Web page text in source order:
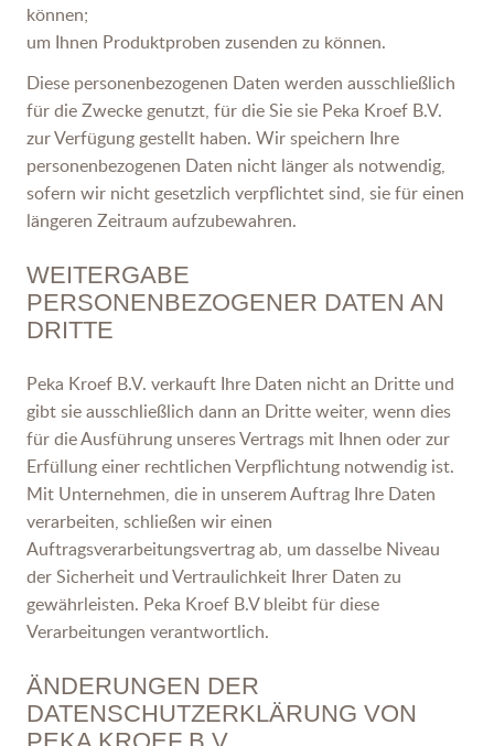
können;
um Ihnen Produktproben zusenden zu können.
Diese personenbezogenen Daten werden ausschließlich
für die Zwecke genutzt, für die Sie sie Peka Kroef B.V.
zur Verfügung gestellt haben. Wir speichern Ihre
personenbezogenen Daten nicht länger als notwendig,
sofern wir nicht gesetzlich verpflichtet sind, sie für einen
längeren Zeitraum aufzubewahren.
WEITERGABE
PERSONENBEZOGENER DATEN AN
DRITTE
Peka Kroef B.V. verkauft Ihre Daten nicht an Dritte und
gibt sie ausschließlich dann an Dritte weiter, wenn dies
für die Ausführung unseres Vertrags mit Ihnen oder zur
Erfüllung einer rechtlichen Verpflichtung notwendig ist.
Mit Unternehmen, die in unserem Auftrag Ihre Daten
verarbeiten, schließen wir einen
Auftragsverarbeitungsvertrag ab, um dasselbe Niveau
der Sicherheit und Vertraulichkeit Ihrer Daten zu
gewährleisten. Peka Kroef B.V bleibt für diese
Verarbeitungen verantwortlich.
ÄNDERUNGEN DER
DATENSCHUTZERKLÄRUNG VON